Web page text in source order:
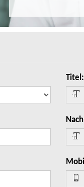
Titel :
Mobil